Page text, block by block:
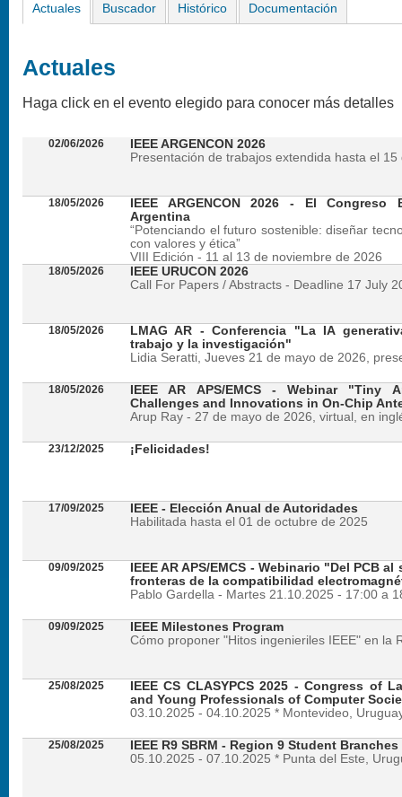
Actuales Buscador Histórico Documentación
Actuales
Haga click en el evento elegido para conocer más detalles
02/06/2026
IEEE ARGENCON 2026
Presentación de trabajos extendida hasta el 15
18/05/2026
IEEE ARGENCON 2026 - El
Argentina
“Potenciando el futuro sostenible: diseñar
con valores y ética”
VIII Edición - 11 al 13 de noviembre de 2026
18/05/2026
IEEE URUCON 2026
Call For Papers / Abstracts - Deadline 17 July
18/05/2026
LMAG AR - Conferencia "La IA
trabajo y la investigación"
Lidia Seratti, Jueves 21 de mayo de 2026,
18/05/2026
IEEE AR APS/EMCS - Webinar "Tiny
Challenges and Innovations in On-Chip
Arup Ray - 27 de mayo de 2026, virtual, en
23/12/2025 ¡Felicidades!
17/09/2025
IEEE - Elección Anual de Autoridades
Habilitada hasta el 01 de octubre de 2025
09/09/2025
IEEE AR APS/EMCS - Webinario "Del PCB
fronteras de la compatibilidad
Pablo Gardella - Martes 21.10.2025 - 17:00 a
09/09/2025
IEEE Milestones Program
Cómo proponer "Hitos ingenieriles IEEE" en la
25/08/2025
IEEE CS CLASYPCS 2025 - Congress of
and Young Professionals of Computer
03.10.2025 - 04.10.2025 * Montevideo,
25/08/2025
IEEE R9 SBRM - Region 9 Student
05.10.2025 - 07.10.2025 * Punta del Este,